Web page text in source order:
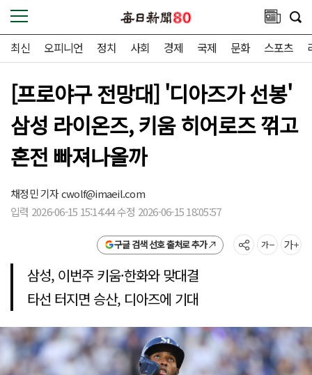
최신 오피니언 정치 사회 경제 국제 문화 스포츠
[프로야구 전망대] '디아즈가 선봉'
삼성 라이온즈, 키움 히어로즈 꺾고
혼전 빠져나올까
채정민 기자cwolf@imaeil.com
입력 2026-06-15 15:14:44 수정 2026-06-15 18:05:57
구글 검색 선호 출처로 추가
삼성, 이번주 키움·한화와 맞대결
타선 터지면 승산, 디아즈에 기대